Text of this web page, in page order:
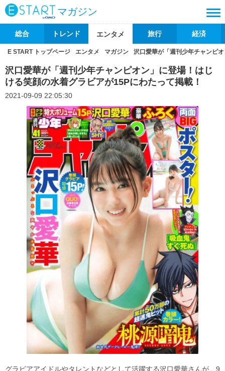
マガジン
総合 トレンド エンタメ 旅行 経済
E START トップページ エンタメ マガジン 沢口愛華が「週刊少年チャンピ
沢口愛華が「週刊少年チャンピオン」に登場！はじ
ける笑顔の水着グラビアが15Pにわたって掲載！
2021-09-09 22:05:30
グラビアアイドルやタレントなどとして活躍する沢口愛華さんが、9